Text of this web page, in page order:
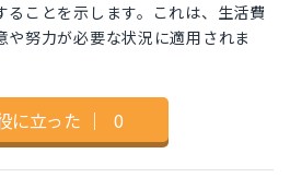
ることを示します。これは、生活費
や努力が必要な状況に適用されま
に立った ｜ 0